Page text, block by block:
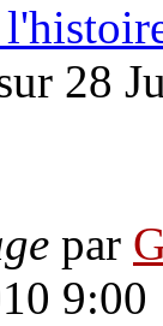
28
par
9:00